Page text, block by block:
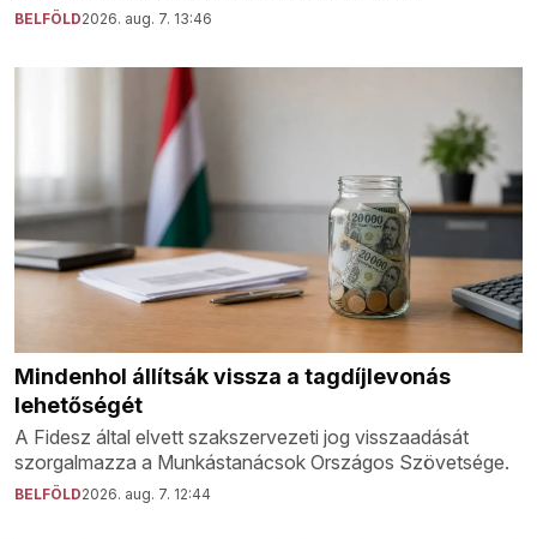
BELFÖLD2026. aug. 7. 13:46
Mindenhol állítsák vissza a tagdíjlevonás
lehetőségét
A Fidesz által elvett szakszervezeti jog visszaadását
szorgalmazza a Munkástanácsok Országos Szövetsége.
BELFÖLD2026. aug. 7. 12:44